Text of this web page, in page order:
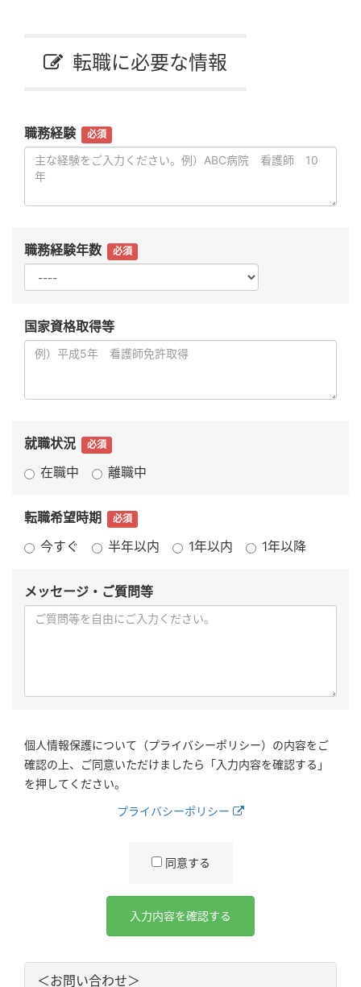
転職に必要な情報
職務経験 必須
職務経験年数 必須
国家資格取得等
就職状況 必須
在職中 離職中
転職希望時期 必須
今すぐ 半年以内 1年以内 1年以降
メッセージ・ご質問等
個人情報保護について（プライバシーポリシー）の内容をご
確認の上、ご同意いただけましたら「入力内容を確認する」
を押してください。
プライバシーポリシー
同意する
＜お問い合わせ＞